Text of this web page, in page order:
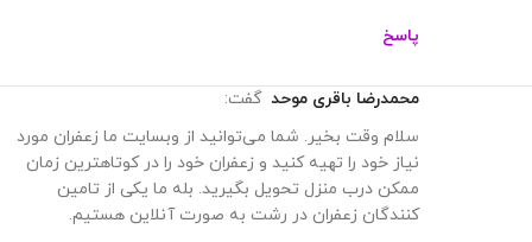
پاسخ
محمدرضا باقری موحد گفت:
سلام وقت بخیر. شما‌ می‌توانید از وبسایت ما زعفران مورد
نیاز خود را تهیه کنید و زعفران خود را در کوتاهترین زمان
ممکن درب منزل تحویل بگیرید. بله ما یکی از تامین
کنندگان زعفران در رشت به صورت آنلاین هستیم.